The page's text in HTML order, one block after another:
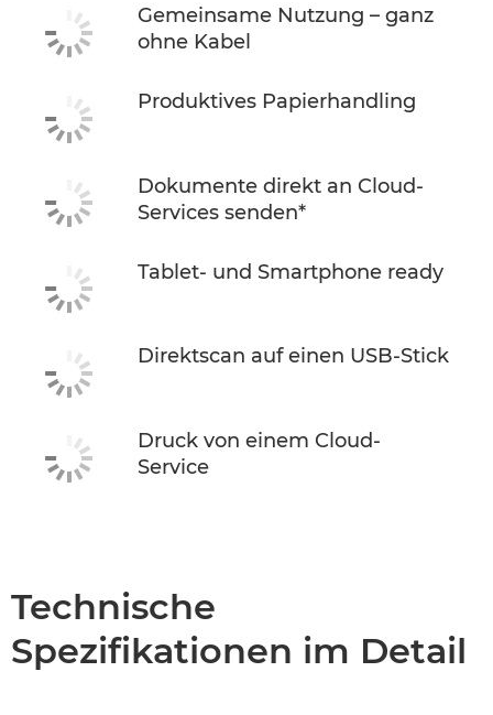
Gemeinsame Nutzung – ganz
ohne Kabel
Produktives Papierhandling
Dokumente direkt an Cloud-
Services senden*
Tablet- und Smartphone ready
Direktscan auf einen USB-Stick
Druck von einem Cloud-
Service
Technische
Spezifikationen im Detail